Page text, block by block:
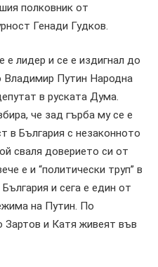
полковник от
Генади Гудков.
е лидер и се е издигнал до
Владимир Путин Народна
в руската Дума.
че зад гърба му се е
в България с незаконното
сваля доверието си от
е и “политически труп” в
и сега е един от
на Путин. По
Зартов и Катя живеят във